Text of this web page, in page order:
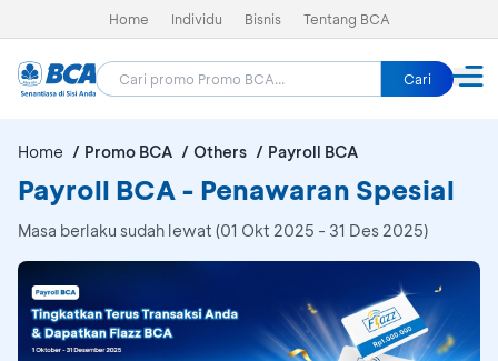
Home Individu Bisnis Tentang BCA
Cari
Home Promo BCA Others Payroll BCA
Payroll BCA - Penawaran Spesial
Masa berlaku sudah lewat (01 Okt 2025 - 31 Des 2025)